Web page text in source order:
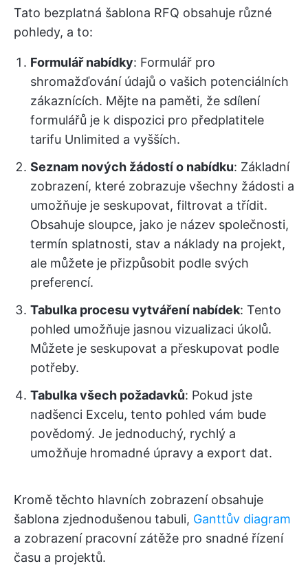
Tato bezplatná šablona RFQ obsahuje různé
pohledy, a to:
Formulář nabídky: Formulář pro
shromažďování údajů o vašich potenciálních
zákaznících. Mějte na paměti, že sdílení
formulářů je k dispozici pro předplatitele
tarifu Unlimited a vyšších.
Seznam nových žádostí o nabídku: Základní
zobrazení, které zobrazuje všechny žádosti a
umožňuje je seskupovat, filtrovat a třídit.
Obsahuje sloupce, jako je název společnosti,
termín splatnosti, stav a náklady na projekt,
ale můžete je přizpůsobit podle svých
preferencí.
Tabulka procesu vytváření nabídek: Tento
pohled umožňuje jasnou vizualizaci úkolů.
Můžete je seskupovat a přeskupovat podle
potřeby.
Tabulka všech požadavků: Pokud jste
nadšenci Excelu, tento pohled vám bude
povědomý. Je jednoduchý, rychlý a
umožňuje hromadné úpravy a export dat.
Kromě těchto hlavních zobrazení obsahuje
šablona zjednodušenou tabuli, Ganttův diagram
a zobrazení pracovní zátěže pro snadné řízení
času a projektů.